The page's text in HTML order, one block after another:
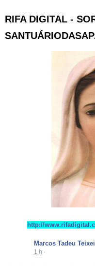
RIFA DIGITAL -
http://
Marcos Tadeu
1 h ·